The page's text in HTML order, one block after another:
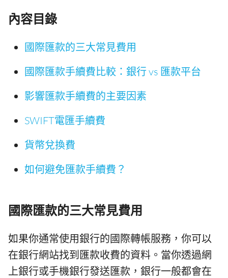
內容目錄
國際匯款的三大常見費用
國際匯款手續費比較：銀行 vs 匯款平台
影響匯款手續費的主要因素
SWIFT電匯手續費
貨幣兌換費
如何避免匯款手續費？
國際匯款的三大常見費用
如果你通常使用銀行的國際轉帳服務，你可以
在銀行網站找到匯款收費的資料。當你透過網
上銀行或手機銀行發送匯款，銀行一般都會在